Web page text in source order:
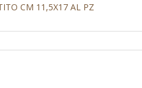
CM 11,5X17 AL PZ